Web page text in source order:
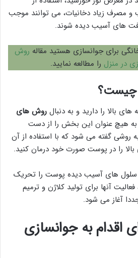
مصرف زیاد دخانیات، می توانند موجب
های آسیب دیده شوند.
برای جوانسازی هستید مقاله روش
در منزل را مطالعه نمایید.
چیست؟
بالا را دارید و به دنبال روش های
هیچ عنوان این بخش را از دست
گفته می شود که با استفاده از آن
بالا را در پوست صورت خود درمان کنید.
سلول های آسیب دیده پوست را تحریک
آنها برای تولید کلاژن و ترمیم
آغاز می شود.
اقدام به جوانسازی